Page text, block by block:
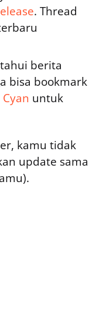
. Thread
berita
bisa bookmark
untuk
kamu tidak
update sama